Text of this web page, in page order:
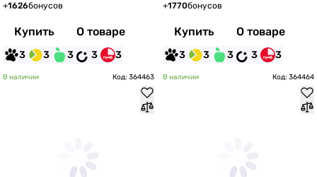
+1626бонусов
Купить О товаре
3 3 3 3 3
+1770бонусов
Купить О товаре
3 3 3 3 3
В наличии Код: 364463 В наличии Код: 364464